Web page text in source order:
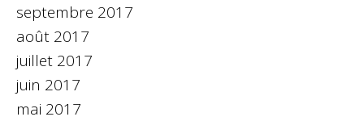
septembre 2017
août 2017
juillet 2017
juin 2017
mai 2017